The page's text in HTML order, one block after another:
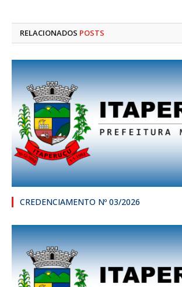
RELACIONADOS POSTS
CREDENCIAMENTO Nº 03/2026